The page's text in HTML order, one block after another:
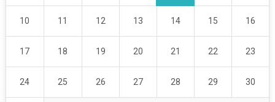
10 11 12 13 14 15 16
17 18 19 20 21 22 23
24 25 26 27 28 29 30